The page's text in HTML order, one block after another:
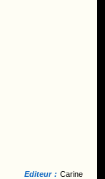
Editeur : Carine